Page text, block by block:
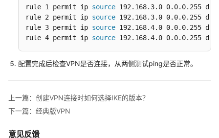
管
指
rule 1 permit ip source 192.168.3.0 0.0.0.255
rule 2 permit ip source 192.168.3.0 0.0.0.255
rule 3 permit ip source 192.168.4.0 0.0.0.255
rule 4 permit ip source 192.168.4.0 0.0.0.255
配置完成后检查VPN是否连接，从两侧测试ping是否正常。
上一篇：创建VPN连接时如何选择IKE的版本？
下一篇：经典版VPN
意见反馈